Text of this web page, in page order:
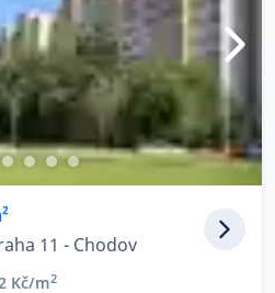
11 - Chodov
Kč/m2